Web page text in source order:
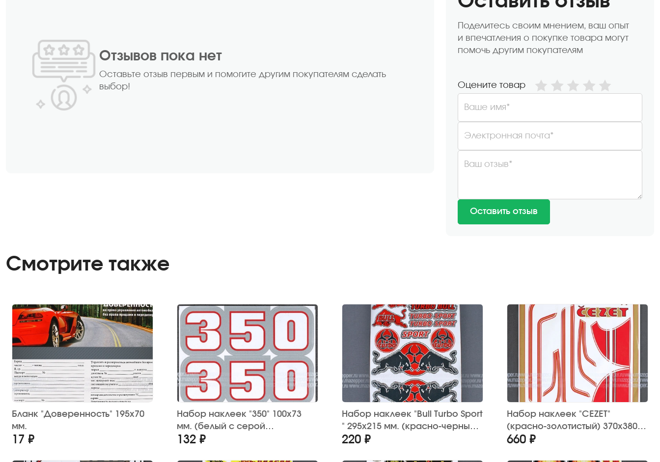
Отзывов пока нет
Оставьте отзыв первым и помогите другим покупателям сделать
выбор!
Поделитесь своим мнением, ваш опыт
и впечатления о покупке товара могут
помочь другим покупателям
Оцените товар
Ваше имя*
Электронная почта*
Ваш отзыв*
Оставить отзыв
Смотрите также
Бланк "Доверенность" 195х70
мм.
17 ₽
Набор наклеек "350" 100х73
мм. (белый с серой
окантовкой) 2 шт.
132 ₽
Набор наклеек "Bull Turbo Sport
" 295х215 мм. (красно-черный)
15 шт.
220 ₽
Набор наклеек "CEZET"
(красно-золотистый) 370х380
мм. (10 шт.)
660 ₽